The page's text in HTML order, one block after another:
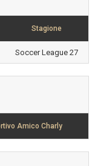
Stagione
Soccer League 27
Amico Charly